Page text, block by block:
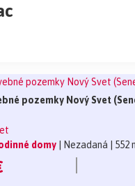
pozemky Nový Svet
domy
| Nezadaná | 552